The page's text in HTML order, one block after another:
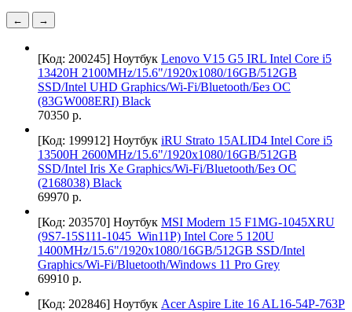
← →
[Код: 200245] Ноутбук Lenovo V15 G5 IRL Intel Core i5
13420H 2100MHz/15.6"/1920x1080/16GB/512GB
SSD/Intel UHD Graphics/Wi-Fi/Bluetooth/Без ОС
(83GW008ERI) Black
70350 р.
[Код: 199912] Ноутбук iRU Strato 15ALID4 Intel Core i5
13500H 2600MHz/15.6"/1920x1080/16GB/512GB
SSD/Intel Iris Xe Graphics/Wi-Fi/Bluetooth/Без ОС
(2168038) Black
69970 р.
[Код: 203570] Ноутбук MSI Modern 15 F1MG-1045XRU
(9S7-15S111-1045_Win11P) Intel Core 5 120U
1400MHz/15.6"/1920x1080/16GB/512GB SSD/Intel
Graphics/Wi-Fi/Bluetooth/Windows 11 Pro Grey
69910 р.
[Код: 202846] Ноутбук Acer Aspire Lite 16 AL16-54P-763P